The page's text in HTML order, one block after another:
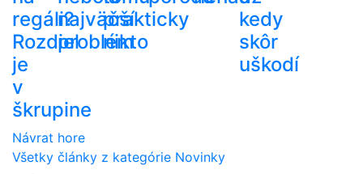
regáli?
Rozdiel
je
v
škrupine
najväčší
problém
prakticky
nikto
kedy
skôr
uškodí
Návrat hore
Všetky články z kategórie Novinky